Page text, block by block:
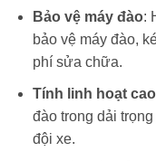
Bảo vệ máy đào:
bảo vệ máy đào,
phí sửa chữa.
Tính linh hoạt cao
đào trong dải
đội xe.